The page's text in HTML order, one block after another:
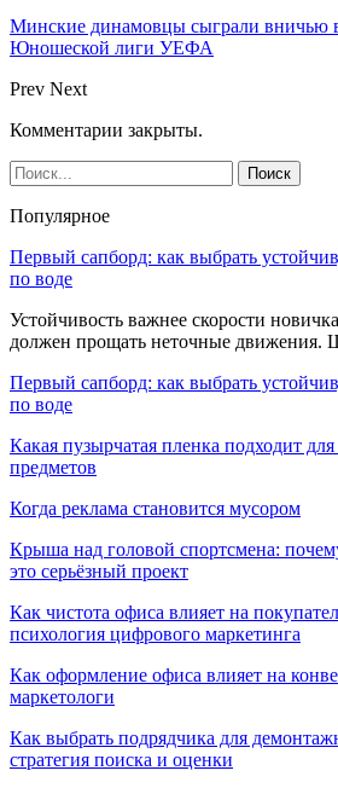
Минские динамовцы сыграли вничью
Юношеской лиги УЕФА
Prev Next
Комментарии закрыты.
Популярное
Первый сапборд: как выбрать
по воде
Устойчивость важнее скорости
должен прощать неточные движения.
Первый сапборд: как выбрать
по воде
Какая пузырчатая пленка подходит
предметов
Когда реклама становится мусором
Крыша над головой спортсмена:
это серьёзный проект
Как чистота офиса влияет на
психология цифрового маркетинга
Как оформление офиса влияет на
маркетологи
Как выбрать подрядчика для
стратегия поиска и оценки